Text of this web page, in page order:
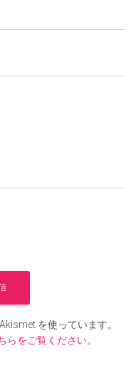
を使っています。
らをご覧ください。